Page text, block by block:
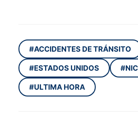
#ACCIDENTES DE TRÁNSITO
#ESTADOS UNIDOS
#ULTIMA HORA